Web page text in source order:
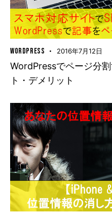
WORDPRESS 2016年7月12日
WordPressでページ分
ト・デメリット